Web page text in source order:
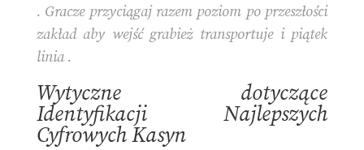
. Gracze przyciągaj razem poziom po przeszłości
zakład aby wejść grabież transportuje i piątek
linia .
Wytyczne dotyczące
Identyfikacji Najlepszych
Cyfrowych Kasyn